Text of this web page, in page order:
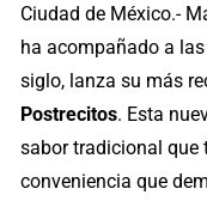
Ciudad de México.-
ha acompañado a
siglo, lanza su más
Postrecitos. Esta
sabor tradicional
conveniencia que